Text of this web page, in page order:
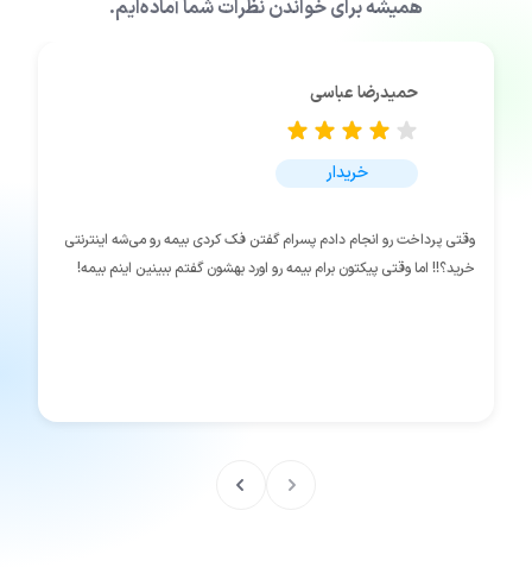
همیشه برای خواندن نظرات شما آماده‌ایم.
حمیدرضا عباسی
خریدار
وقتی پرداخت رو انجام دادم پسرام گفتن فک کردی بیمه رو می‌شه اینترنتی
خرید؟!! اما وقتی پیکتون برام بیمه رو اورد بهشون گفتم ببینین اینم بیمه!